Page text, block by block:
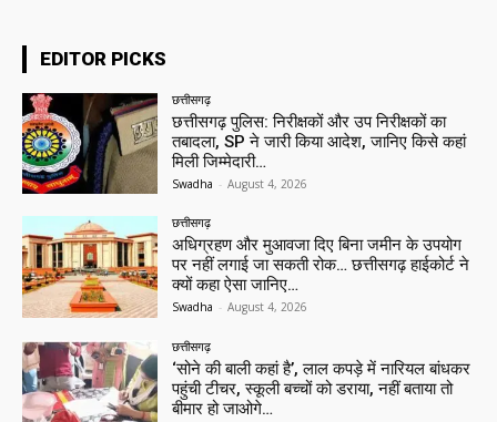
EDITOR PICKS
छत्तीसगढ़
छत्तीसगढ़ पुलिस: निरीक्षकों और उप निरीक्षकों का
तबादला, SP ने जारी किया आदेश, जानिए किसे कहां
मिली जिम्मेदारी…
Swadha - August 4, 2026
छत्तीसगढ़
अधिग्रहण और मुआवजा दिए बिना जमीन के उपयोग
पर नहीं लगाई जा सकती रोक… छत्तीसगढ़ हाईकोर्ट ने
क्यों कहा ऐसा जानिए…
Swadha - August 4, 2026
छत्तीसगढ़
‘सोने की बाली कहां है’, लाल कपड़े में नारियल बांधकर
पहुंची टीचर, स्कूली बच्चों को डराया, नहीं बताया तो
बीमार हो जाओगे…